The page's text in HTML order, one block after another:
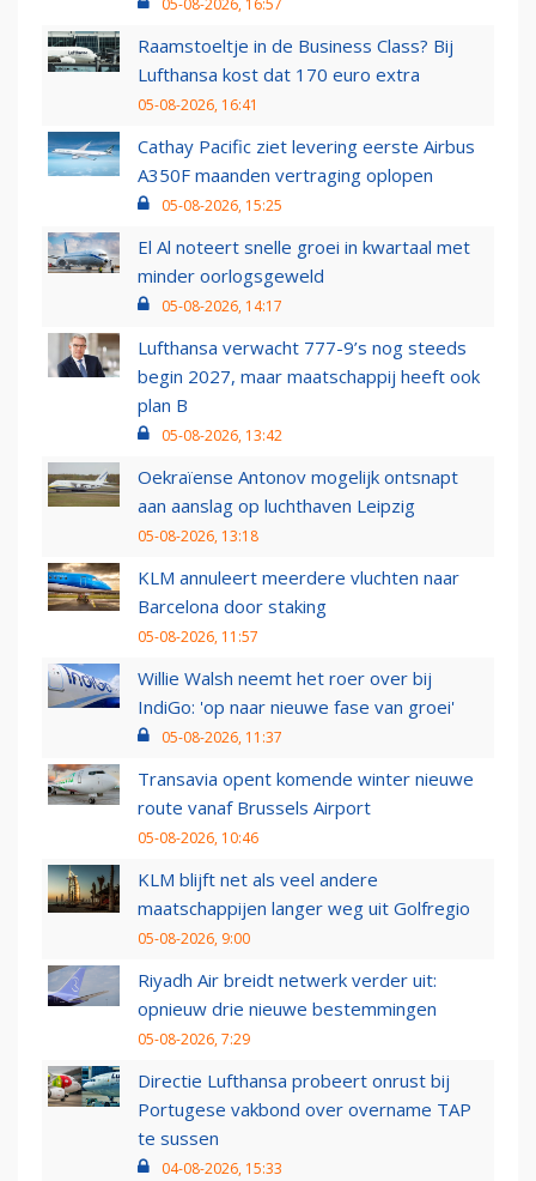
Raamstoeltje in de Business Class? Bij
Lufthansa kost dat 170 euro extra
05-08-2026, 16:41
Cathay Pacific ziet levering eerste Airbus
A350F maanden vertraging oplopen
05-08-2026, 15:25
El Al noteert snelle groei in kwartaal met
minder oorlogsgeweld
05-08-2026, 14:17
Lufthansa verwacht 777-9’s nog steeds
begin 2027, maar maatschappij heeft ook
plan B
05-08-2026, 13:42
Oekraïense Antonov mogelijk ontsnapt
aan aanslag op luchthaven Leipzig
05-08-2026, 13:18
KLM annuleert meerdere vluchten naar
Barcelona door staking
05-08-2026, 11:57
Willie Walsh neemt het roer over bij
IndiGo: 'op naar nieuwe fase van groei'
05-08-2026, 11:37
Transavia opent komende winter nieuwe
route vanaf Brussels Airport
05-08-2026, 10:46
KLM blijft net als veel andere
maatschappijen langer weg uit Golfregio
05-08-2026, 9:00
Riyadh Air breidt netwerk verder uit:
opnieuw drie nieuwe bestemmingen
05-08-2026, 7:29
Directie Lufthansa probeert onrust bij
Portugese vakbond over overname TAP
te sussen
04-08-2026, 15:33